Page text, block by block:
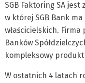
SGB Faktoring SA
w której SGB Bank
właścicielskich. Firma
Banków
kompleksowy
W ostatnich 4 latach